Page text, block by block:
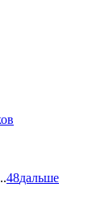
48дальше